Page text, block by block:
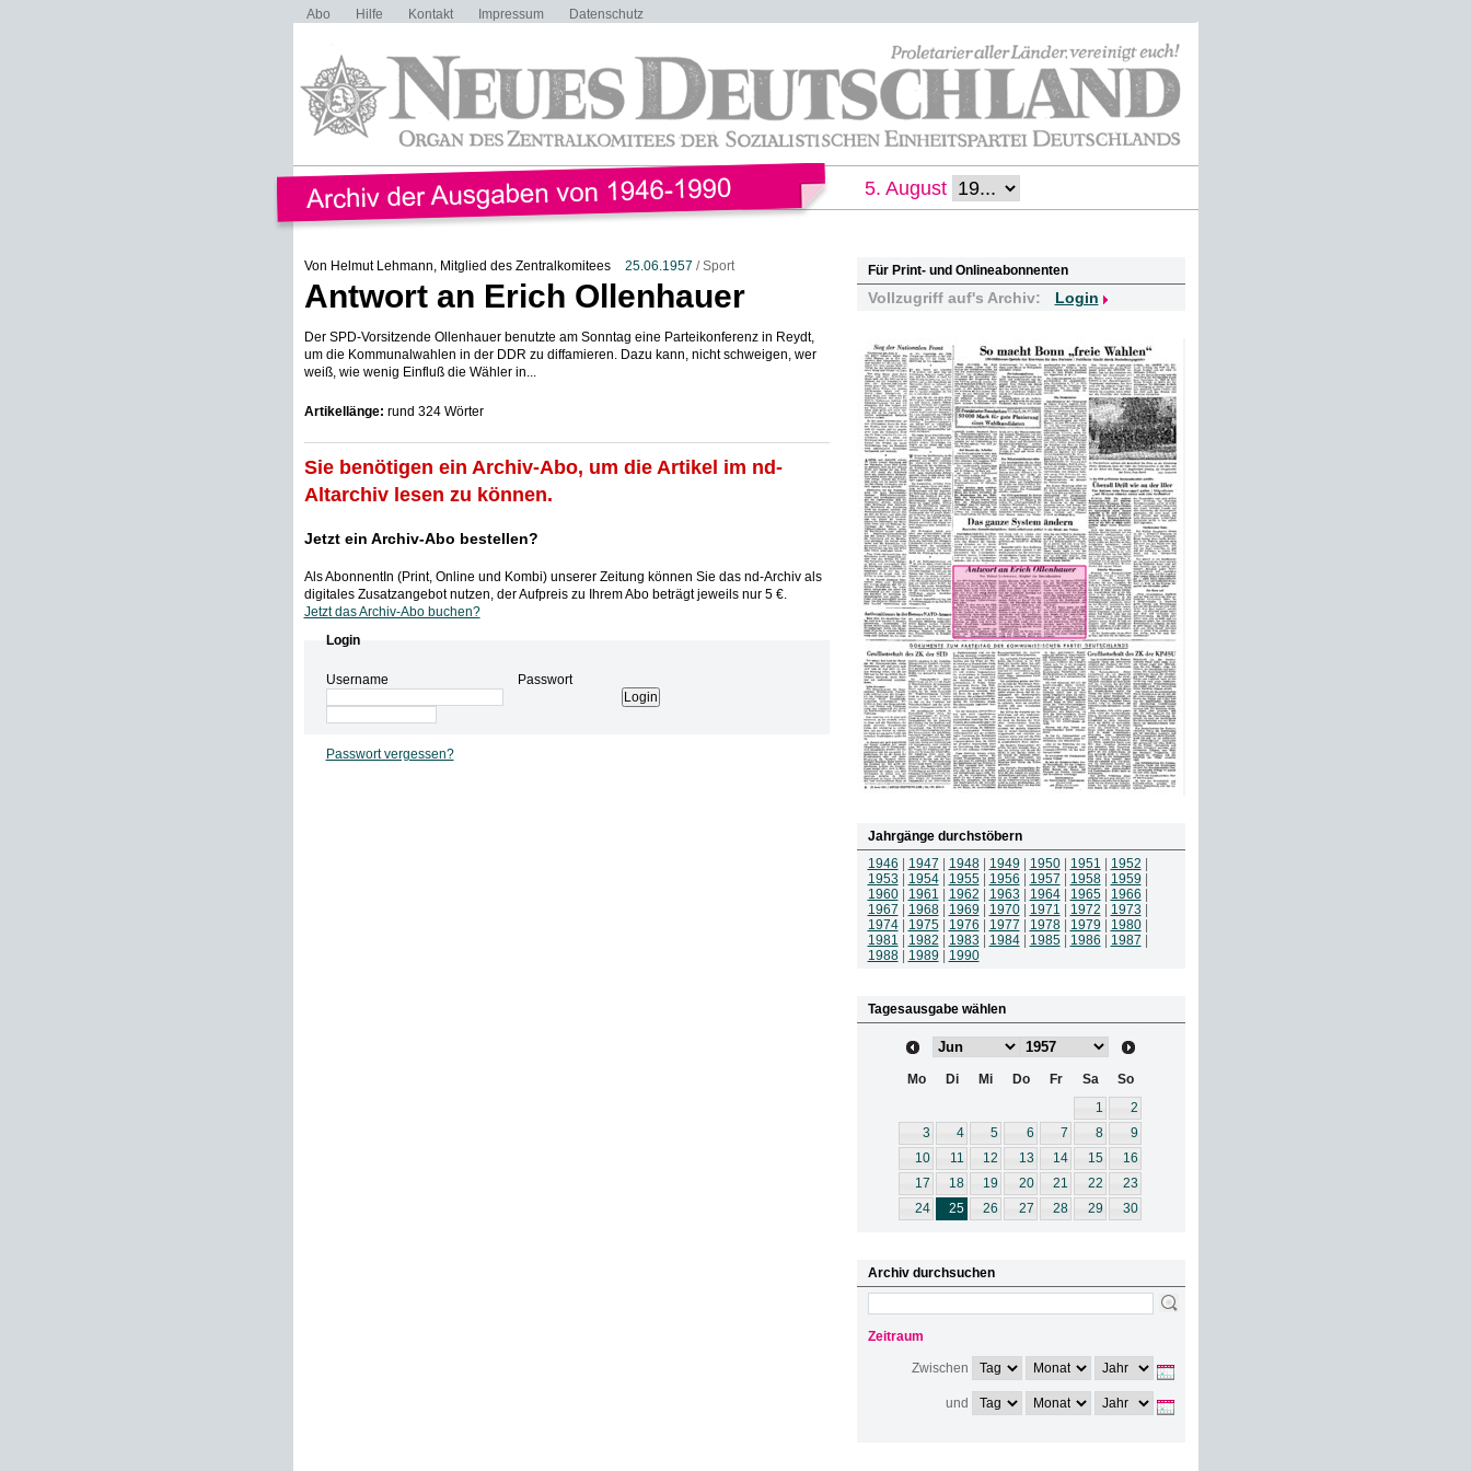
Abo Hilfe Kontakt Impressum Datenschutz
5. August
Von Helmut Lehmann, Mitglied des Zentralkomitees 25.06.1957 / Sport
Antwort an Erich Ollenhauer
Der SPD-Vorsitzende Ollenhauer benutzte am Sonntag eine Parteikonferenz in Reydt,
um die Kommunalwahlen in der DDR zu diffamieren. Dazu kann, nicht schweigen, wer
weiß, wie wenig Einfluß die Wähler in...
Artikellänge: rund 324 Wörter
Sie benötigen ein Archiv-Abo, um die Artikel im nd-
Altarchiv lesen zu können.
Jetzt ein Archiv-Abo bestellen?
Als AbonnentIn (Print, Online und Kombi) unserer Zeitung können Sie das nd-Archiv als
digitales Zusatzangebot nutzen, der Aufpreis zu Ihrem Abo beträgt jeweils nur 5 €.
Jetzt das Archiv-Abo buchen?
Login
Username Passwort
Passwort vergessen?
Für Print- und Onlineabonnenten
Vollzugriff auf's Archiv: Login
Jahrgänge durchstöbern
1946
1947 1948| 1949 1950| 1951 1952
1953
1954| 1955| 1956 1957 1958| 1959
1960| 1961 1962 1963 1964| 1965| 1966
1967
1968| 1969 1970| 1971 1972 1973
1974| 1975| 1976 1977 1978| 1979 1980|
1981
1982 1983 1984| 1985| 1986 1987
1988| 1989 1990
Tagesausgabe wählen
Mo Di Mi Do Fr Sa
So
1
2
3
4 5 6 7 8
9
10
11 12 13 14 15
16
17
18 19 20 21 22
23
24
25 26 27 28 29 30
Archiv durchsuchen
Zeitraum
Zwischen
und